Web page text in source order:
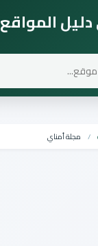
المواقع
مجلة أمناي